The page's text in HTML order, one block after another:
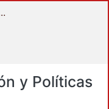
y Humanidades
y Políticas